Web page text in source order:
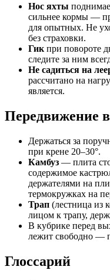
Нос яхты
сильнее кормы —
для опытных. Не
без страховки.
Гик при повороте
следите за ним
Не садиться на
рассчитано на
является.
Передвижение
Держаться за
при крене 20–30°.
Камбуз — плита
содержимое
держателями на
термокружках на
Трап (лестница из
лицом к трапу,
В кубрике перед
лежит свободно —
Глоссарий